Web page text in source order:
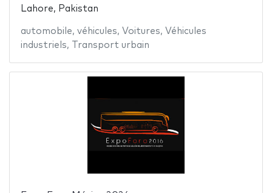
Lahore, Pakistan
automobile, véhicules, Voitures, Véhicules
industriels, Transport urbain